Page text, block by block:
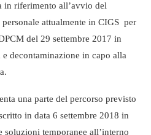
in riferimento all’avvio del
attualmente in CIGS per
del 29 settembre 2017 in
decontaminazione in capo alla
una parte del percorso previsto
in data 6 settembre 2018 in
soluzioni temporanee all’interno